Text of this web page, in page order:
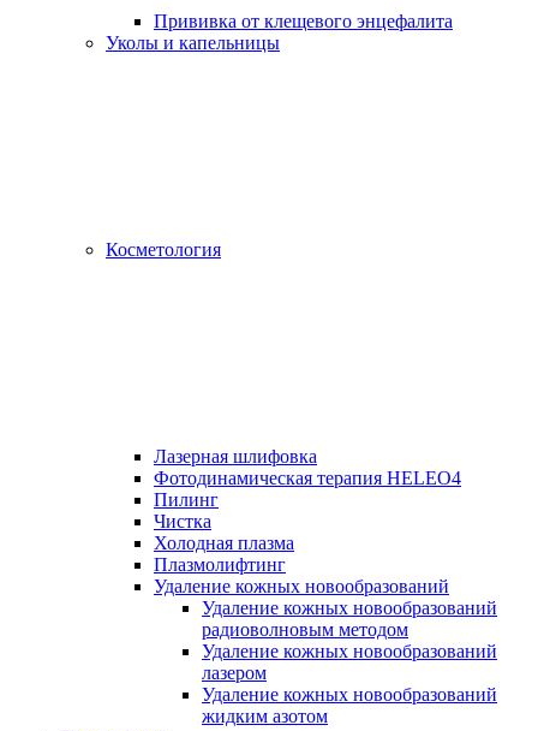
Прививка от клещевого энцефалита
Уколы и капельницы
Косметология
Лазерная шлифовка
Фотодинамическая терапия HELEO4
Пилинг
Чистка
Холодная плазма
Плазмолифтинг
Удаление кожных новообразований
Удаление кожных новообразований
радиоволновым методом
Удаление кожных новообразований
лазером
Удаление кожных новообразований
жидким азотом